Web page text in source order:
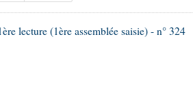
lecture (1ère assemblée saisie) - n° 324